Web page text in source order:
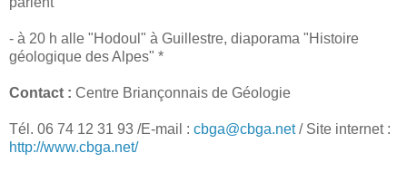
- à 20 h alle "Hodoul" à Guillestre, diaporama "Histoire
géologique des Alpes" *
Contact : Centre Briançonnais de Géologie
Tél. 06 74 12 31 93 /E-mail : cbga@cbga.net/ Site internet :
http://www.cbga.net/